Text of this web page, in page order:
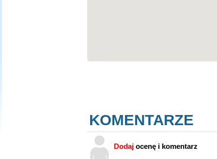
KOMENTARZE
Dodajocenę i komentarz